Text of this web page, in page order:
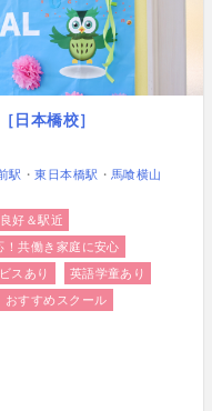
日本橋校］
駅 東日本橋駅
馬喰横山
好＆駅近
！共働き家庭に安心
スあり
英語学童あり
おすすめスクール